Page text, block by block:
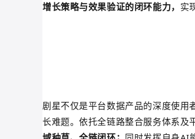
增长策略与效果验证的闭环能力， 实
剧星不仅是平台数据产品的深度使用
长难题。依托全链路整合服务体系及